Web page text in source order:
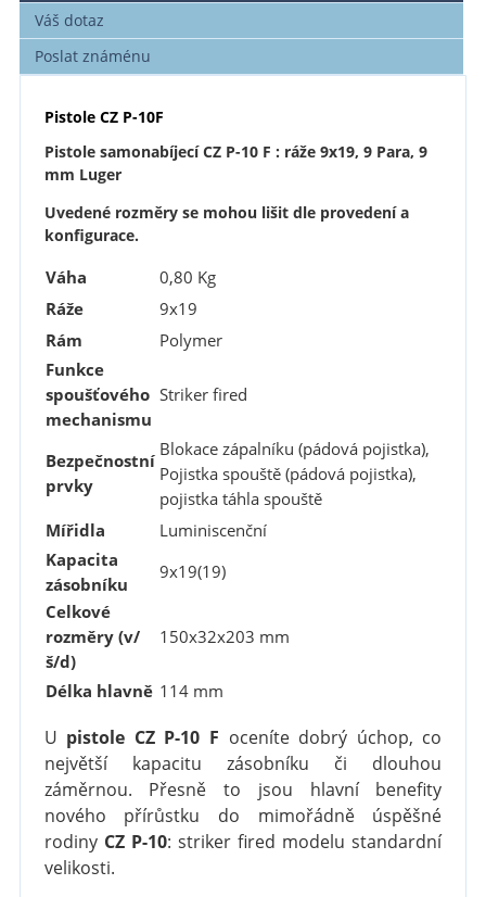
Váš dotaz
Poslat známénu
Pistole CZ P-10F
Pistole samonabíjecí CZ P-10 F : ráže 9x19, 9 Para, 9
mm Luger
Uvedené rozměry se mohou lišit dle provedení a
konfigurace.
Váha
0,80 Kg
Ráže
9x19
Rám
Polymer
Funkce
spoušťového
mechanismu
Striker fired
Bezpečnostní
prvky
Blokace zápalníku (pádová pojistka),
Pojistka spouště (pádová pojistka),
pojistka táhla spouště
Mířidla
Luminiscenční
Kapacita
zásobníku
9x19(19)
Celkové
rozměry (v/
š/d)
150x32x203 mm
Délka hlavně 114 mm
U pistole CZ P-10 F oceníte dobrý úchop, co
největší kapacitu zásobníku či dlouhou
záměrnou. Přesně to jsou hlavní benefity
nového přírůstku do mimořádně úspěšné
rodiny CZ P-10: striker fired modelu standardní
velikosti.